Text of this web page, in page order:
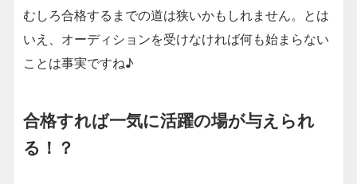
むしろ合格するまでの道は狭いかもしれません。とは
いえ、オーディションを受けなければ何も始まらない
ことは事実ですね♪
合格すれば一気に活躍の場が与えられ
る！？